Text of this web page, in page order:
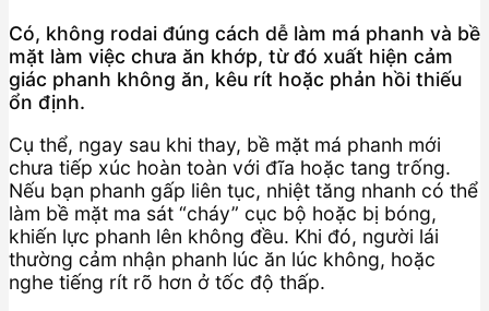
Có, không rodai đúng cách dễ làm má phanh và bề
mặt làm việc chưa ăn khớp, từ đó xuất hiện cảm
giác phanh không ăn, kêu rít hoặc phản hồi thiếu
ổn định.
Cụ thể, ngay sau khi thay, bề mặt má phanh mới
chưa tiếp xúc hoàn toàn với đĩa hoặc tang trống.
Nếu bạn phanh gấp liên tục, nhiệt tăng nhanh có thể
làm bề mặt ma sát “cháy” cục bộ hoặc bị bóng,
khiến lực phanh lên không đều. Khi đó, người lái
thường cảm nhận phanh lúc ăn lúc không, hoặc
nghe tiếng rít rõ hơn ở tốc độ thấp.